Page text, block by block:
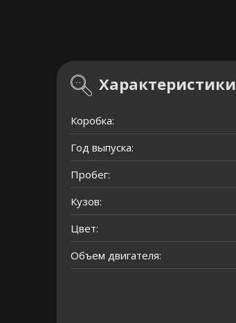
Характеристики
Коробка:
Год выпуска:
Пробег:
Кузов:
Цвет:
Объем двигателя: